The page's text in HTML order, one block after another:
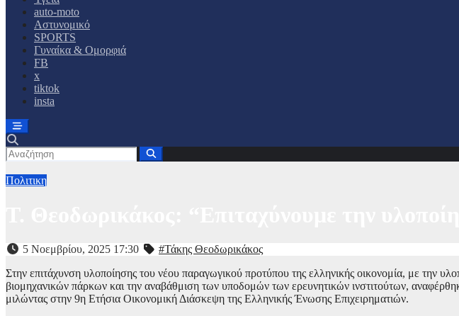
auto-moto
Αστυνομικό
SPORTS
Γυναίκα & Ομορφιά
FB
x
tiktok
insta
Πολιτικη
5 Νοεμβρίου, 2025 17:30
#Τάκης Θεοδωρικάκος
Στην επιτάχυνση υλοποίησης του νέου παραγωγικού προτύπου της ελληνικής οικονομία, με την
βιομηχανικών πάρκων και την αναβάθμιση των υποδομών των ερευνητικών ινστιτούτων,
μιλώντας στην 9η Ετήσια Οικονομική Διάσκεψη της Ελληνικής Ένωσης Επιχειρηματιών.